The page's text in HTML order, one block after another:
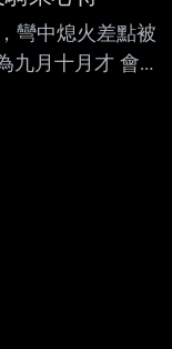
彎中熄火差點被
九月十月才 會